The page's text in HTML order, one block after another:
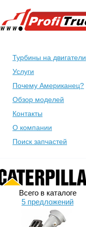
Турбины на двигатели
Услуги
Почему Американец?
Обзор моделей
Контакты
О компании
Поиск запчастей
Всего в каталоге
5 предложений